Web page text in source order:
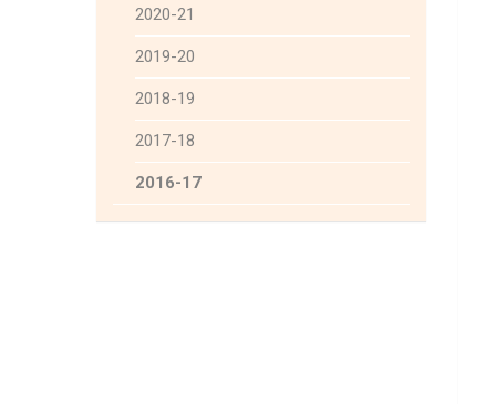
2020-21
2019-20
2018-19
2017-18
2016-17